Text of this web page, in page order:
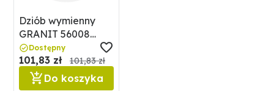
Dziób wymienny
GRANIT 56008
010104
Dostępny
101,83 zł 101,83 zł
Do koszyka